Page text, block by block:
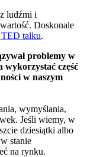
ludźmi i
Doskonale
talku.
problemy w
wykorzystać część
w naszym
wymyślania,
Jeśli wiemy, w
dziesiątki albo
stanie
na rynku.